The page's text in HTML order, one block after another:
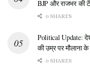
BJP और राजभर की
0 SHARES
Political Update:
की उम्र पर मौलाना
0 SHARES